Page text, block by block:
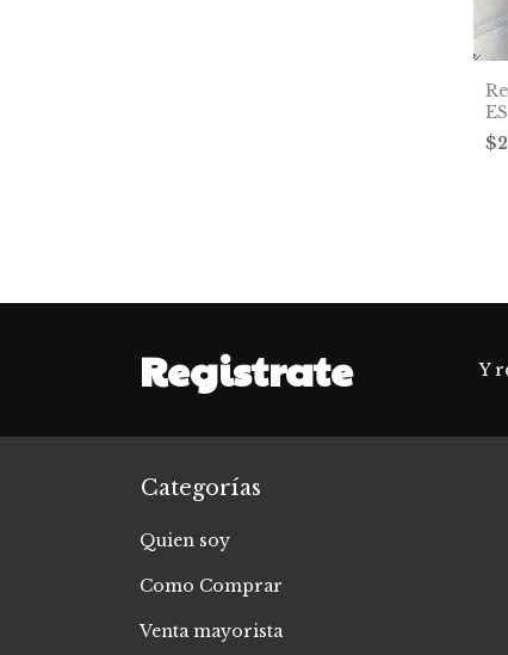
Registrate Y
Categorías
Quien soy
Como Comprar
Venta mayorista